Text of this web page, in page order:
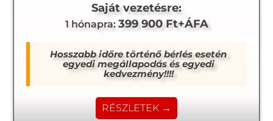
Saját vezetésre:
1 hónapra: 399 900 Ft+ÁFA
Hosszabb időre történő bérlés esetén
egyedi megállapodás és egyedi
kedvezmény!!!!
RÉSZLETEK →